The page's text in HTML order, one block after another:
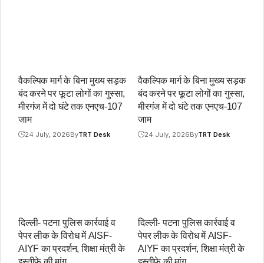
वैकल्पिक मार्ग के बिना मुख्य सड़क
बंद करने पर फूटा लोगों का गुस्सा,
मीरगंज में दो घंटे तक एनएच-107
जाम
24 July, 2026ByTRT Desk
दिल्ली- पटना पुलिस कार्रवाई व
पेपर लीक के विरोध में AISF-
AIYF का प्रदर्शन, शिक्षा मंत्री के
वैकल्पिक मार्ग के बिना मुख्य सड़क
बंद करने पर फूटा लोगों का गुस्सा,
मीरगंज में दो घंटे तक एनएच-107
जाम
24 July, 2026ByTRT Desk
दिल्ली- पटना पुलिस कार्रवाई व
पेपर लीक के विरोध में AISF-
AIYF का प्रदर्शन, शिक्षा मंत्री के